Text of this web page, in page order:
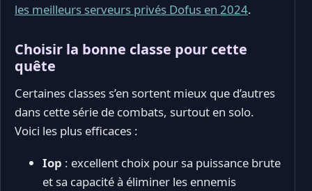
les meilleurs serveurs privés Dofus en 2024.
Choisir la bonne classe pour cette
quête
Certaines classes s’en sortent mieux que d’autres
dans cette série de combats, surtout en solo.
Voici les plus efficaces :
Iop : excellent choix pour sa puissance brute
et sa capacité à éliminer les ennemis